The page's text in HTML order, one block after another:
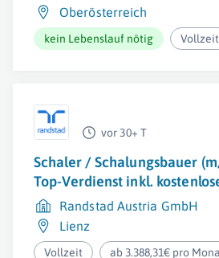
Oberösterreich
kein Lebenslauf nötig Vollzeit
vor 30+ T
Schaler / Schalungsbauer
Top-Verdienst inkl.
Randstad Austria GmbH
Lienz
Vollzeit ab 3.388,31€ pro